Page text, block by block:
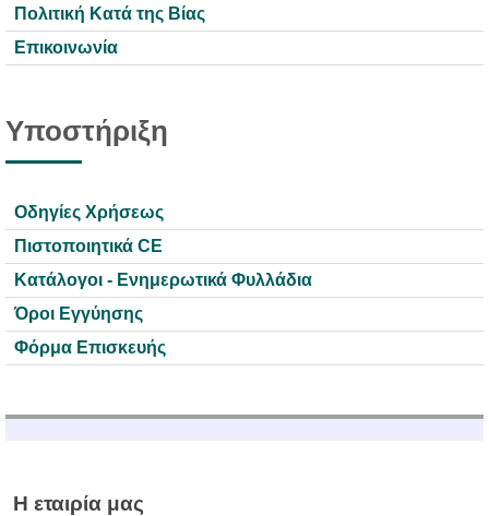
Πολιτική Κατά της Βίας
Επικοινωνία
Υποστήριξη
Οδηγίες Χρήσεως
Πιστοποιητικά CE
Κατάλογοι - Ενημερωτικά Φυλλάδια
Όροι Εγγύησης
Φόρμα Επισκευής
Η εταιρία μας